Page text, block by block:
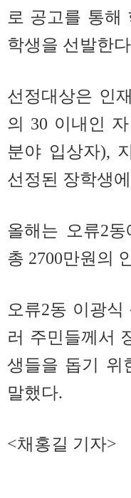
로 공고를 통해
학생을 선발한
선정대상은 인
의 30 이내인
분야 입상자),
선정된 장학생
올해는 오류2
총 2700만원의
오류2동 이광
러 주민들께서
생들을 돕기 위
말했다.
<채홍길 기자>